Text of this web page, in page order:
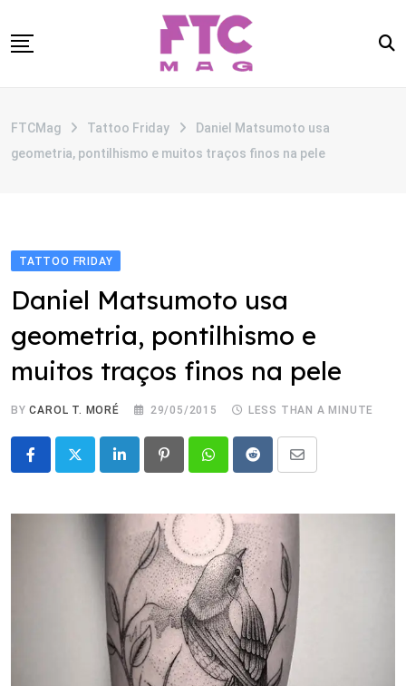
to
CATEGORIAS
FTCMag Tattoo Friday
Daniel Matsumoto usa
geometria, pontilhismo e muitos traços finos na pele
TATTOO FRIDAY
Daniel Matsumoto usa
geometria, pontilhismo e
muitos traços finos na pele
BYCAROL T. MORÉ 29/05/2015 LESS THAN A MINUTE
LinkedIn PinterestWhatsappRedditShare
Email